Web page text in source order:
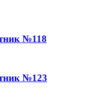
№118
№123